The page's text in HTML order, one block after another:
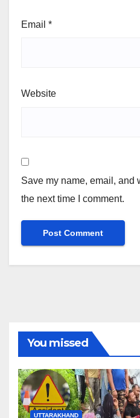
Email *
Website
Save my name, email, and
the next time I comment.
You missed
UTTARAKHAND